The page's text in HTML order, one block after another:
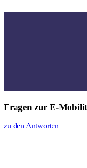
Fragen zur E-
zu den Antworten